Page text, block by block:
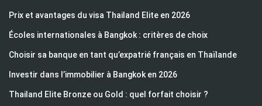
Prix et avantages du visa Thailand Elite en 2026
Écoles internationales à Bangkok : critères de choix
Choisir sa banque en tant qu’expatrié français en Thaïlande
Investir dans l’immobilier à Bangkok en 2026
Thailand Elite Bronze ou Gold : quel forfait choisir ?